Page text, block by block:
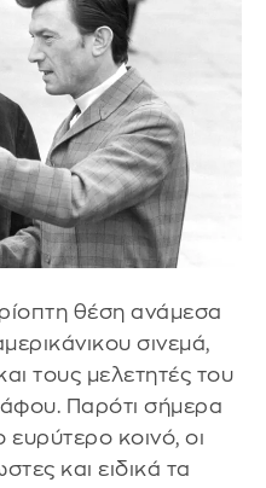
θέση ανάμεσα
σινεμά,
τους μελετητές του
Παρότι σήμερα
ευρύτερο κοινό, οι
και ειδικά τα